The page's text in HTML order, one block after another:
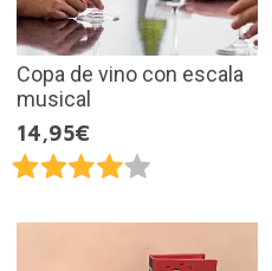
Copa de vino con escala
musical
14,95€